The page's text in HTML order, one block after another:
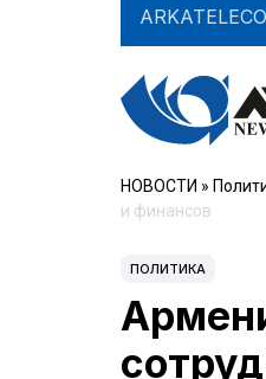
НОВОСТИ »
и финансов
ПОЛИТИКА